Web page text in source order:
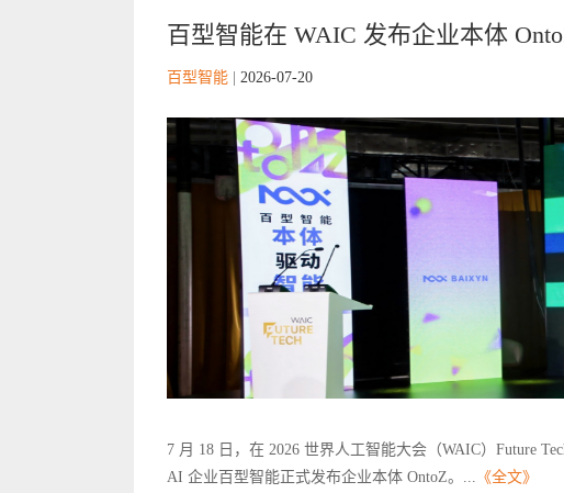
百型智能在 WAIC 发布企业本体
百型智能 2026-07-20
7 月 18 日，在 2026 世界人工智能大会（WAIC）Future
AI 企业百型智能正式发布企业本体 OntoZ。... 《全文》